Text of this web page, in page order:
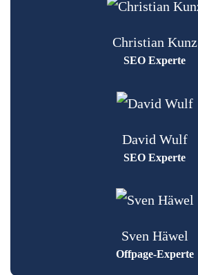
Christian Kunz
SEO Experte
David Wulf
SEO Experte
Sven Häwel
Offpage-Experte